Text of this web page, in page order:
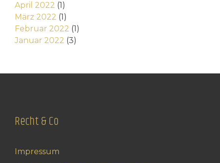
April 2022 (1)
März 2022 (1)
Februar 2022 (1)
Januar 2022 (3)
Recht & Co
Impressum